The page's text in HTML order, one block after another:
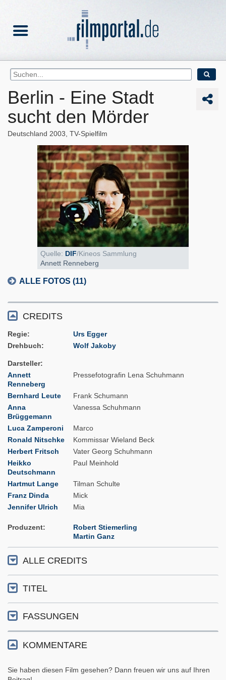
Berlin - Eine Stadt
sucht den Mörder
Deutschland 2003 TV-Spielfilm
Quelle: DIF/Kineos Sammlung
Annett Renneberg
ALLE FOTOS (11)
CREDITS
Regie
Urs Egger
Drehbuch
Wolf Jakoby
Darsteller
Annett
Renneberg
Pressefotografin Lena Schuhmann
Bernhard Leute
Frank Schumann
Anna
Brüggemann
Vanessa Schuhmann
Luca Zamperoni
Marco
Ronald Nitschke
Kommissar Wieland Beck
Herbert Fritsch
Vater Georg Schuhmann
Heikko
Deutschmann
Paul Meinhold
Hartmut Lange
Tilman Schulte
Franz Dinda
Mick
Jennifer Ulrich
Mia
Produzent
Robert Stiemerling
Martin Ganz
ALLE CREDITS
TITEL
FASSUNGEN
KOMMENTARE
Sie haben diesen Film gesehen? Dann freuen wir uns auf Ihren